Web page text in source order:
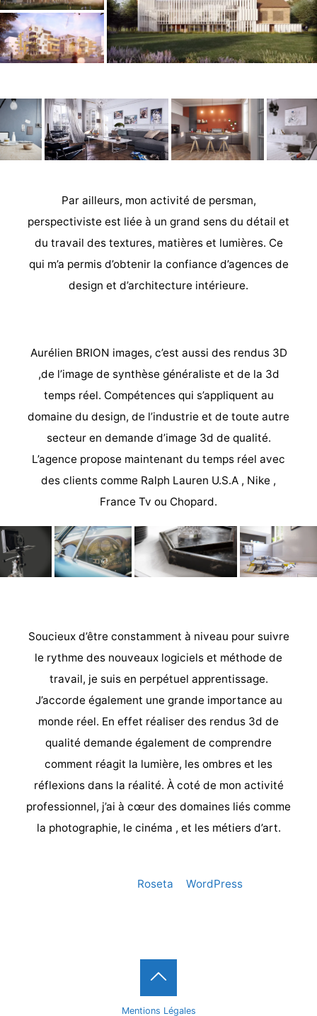
Par ailleurs, mon activité de persman,
perspectiviste est liée à un grand sens du détail et
du travail des textures, matières et lumières. Ce
qui m’a permis d’obtenir la confiance d’agences de
design et d’architecture intérieure.
Aurélien BRION images, c’est aussi des rendus 3D
,de l’image de synthèse généraliste et de la 3d
temps réel. Compétences qui s’appliquent au
domaine du design, de l’industrie et de toute autre
secteur en demande d’image 3d de qualité.
L’agence propose maintenant du temps réel avec
des clients comme Ralph Lauren U.S.A , Nike ,
France Tv ou Chopard.
Soucieux d’être constamment à niveau pour suivre
le rythme des nouveaux logiciels et méthode de
travail, je suis en perpétuel apprentissage.
J’accorde également une grande importance au
monde réel. En effet réaliser des rendus 3d de
qualité demande également de comprendre
comment réagit la lumière, les ombres et les
réflexions dans la réalité. À coté de mon activité
professionnel, j’ai à cœur des domaines liés comme
la photographie, le cinéma , et les métiers d’art.
Roseta WordPress.
Mentions Légales
Back